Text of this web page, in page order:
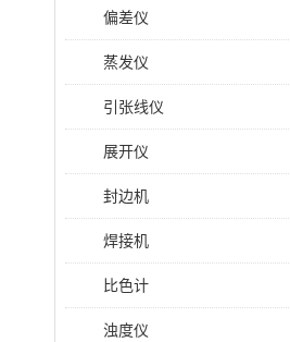
偏差仪
蒸发仪
引张线仪
展开仪
封边机
焊接机
比色计
浊度仪